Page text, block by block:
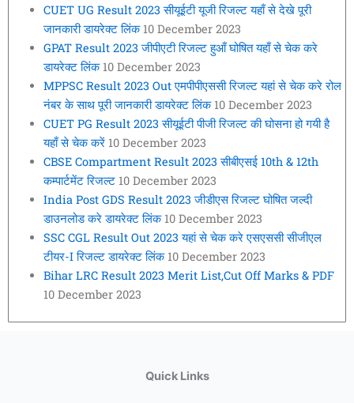
CUET UG Result 2023 सीयूईटी यूजी रिजल्ट यहाँ से देखे पूरी
जानकारी डायरेक्ट लिंक10 December 2023
GPAT Result 2023 जीपीएटी रिजल्ट हुआँ घोषित यहाँ से चेक करे
डायरेक्ट लिंक10 December 2023
MPPSC Result 2023 Out एमपीपीएससी रिजल्ट यहां से चेक करे रोल
नंबर के साथ पूरी जानकारी डायरेक्ट लिंक10 December 2023
CUET PG Result 2023 सीयूईटी पीजी रिजल्ट की घोसना हो गयी है
यहाँ से चेक करें10 December 2023
CBSE Compartment Result 2023 सीबीएसई 10th & 12th
कम्पार्टमेंट रिजल्ट10 December 2023
India Post GDS Result 2023 जीडीएस रिजल्ट घोषित जल्दी
डाउनलोड करे डायरेक्ट लिंक10 December 2023
SSC CGL Result Out 2023 यहां से चेक करे एसएससी सीजीएल
टीयर-I रिजल्ट डायरेक्ट लिंक10 December 2023
Bihar LRC Result 2023 Merit List,Cut Off Marks & PDF
10 December 2023
Quick Links